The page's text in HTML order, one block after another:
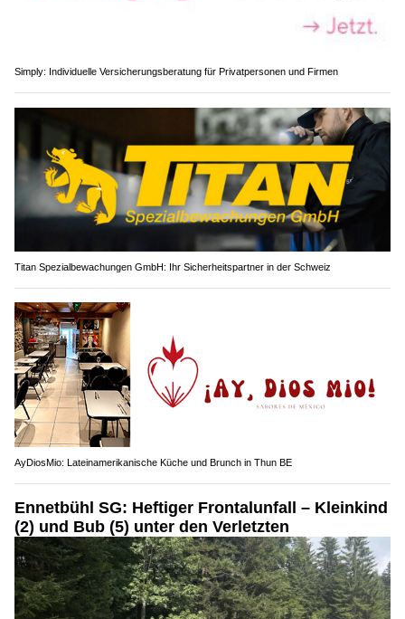
Simply: Individuelle Versicherungsberatung für Privatpersonen und Firmen
Titan Spezialbewachungen GmbH: Ihr Sicherheitspartner in der Schweiz
AyDiosMio: Lateinamerikanische Küche und Brunch in Thun BE
Ennetbühl SG: Heftiger Frontalunfall – Kleinkind
(2) und Bub (5) unter den Verletzten